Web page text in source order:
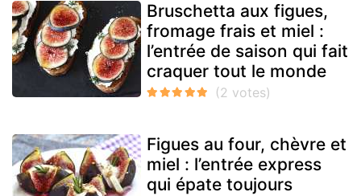
Bruschetta aux figues,
fromage frais et miel :
l’entrée de saison qui fait
craquer tout le monde
Figues au four, chèvre et
miel : l’entrée express
qui épate toujours